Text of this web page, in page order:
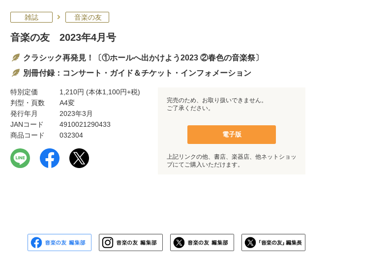
雑誌 音楽の友
音楽の友 2023年4月号
クラシック再発見！〔①ホールへ出かけよう2023 ②春色の音楽祭〕
別冊付録：コンサート・ガイド＆チケット・インフォメーション
特別定価 1,210円 (本体1,100円+税)
判型・頁数
A4変
発行年月
2023年3月
JANコード
4910021290433
商品コード
032304
完売のため、お取り扱いできません。
ご了承ください。
電子版
上記リンクの他、書店、楽器店、他ネットショッ
プにてご購入いただけます。